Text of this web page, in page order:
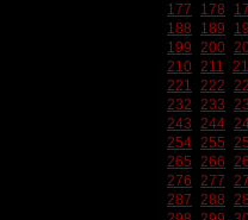
177
178
188
189
199 200
210 211
221 222
232 233
243 244
254 255
265 266
276 277
287 288